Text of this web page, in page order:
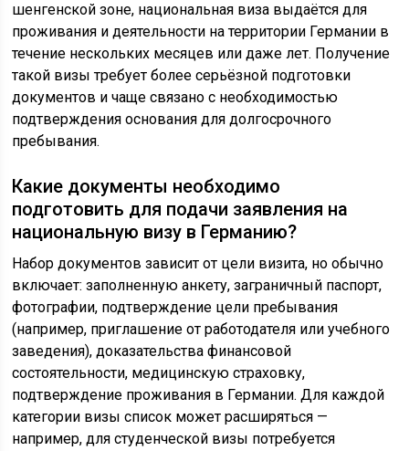
шенгенской зоне, национальная виза выдаётся для
проживания и деятельности на территории Германии в
течение нескольких месяцев или даже лет. Получение
такой визы требует более серьёзной подготовки
документов и чаще связано с необходимостью
подтверждения основания для долгосрочного
пребывания.
Какие документы необходимо
подготовить для подачи заявления на
национальную визу в Германию?
Набор документов зависит от цели визита, но обычно
включает: заполненную анкету, заграничный паспорт,
фотографии, подтверждение цели пребывания
(например, приглашение от работодателя или учебного
заведения), доказательства финансовой
состоятельности, медицинскую страховку,
подтверждение проживания в Германии. Для каждой
категории визы список может расширяться —
например, для студенческой визы потребуется